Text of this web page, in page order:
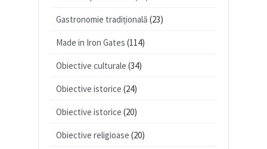
Gastronomie tradițională (23)
Made in Iron Gates (114)
Obiective culturale (34)
Obiective istorice (24)
Obiective istorice (20)
Obiective religioase (20)